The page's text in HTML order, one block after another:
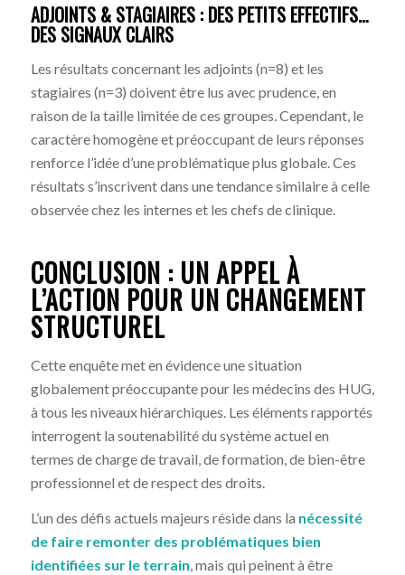
ADJOINTS & STAGIAIRES : DES PETITS EFFECTIFS…
DES SIGNAUX CLAIRS
Les résultats concernant les adjoints (n=8) et les
stagiaires (n=3) doivent être lus avec prudence, en
raison de la taille limitée de ces groupes. Cependant, le
caractère homogène et préoccupant de leurs réponses
renforce l’idée d’une problématique plus globale. Ces
résultats s’inscrivent dans une tendance similaire à celle
observée chez les internes et les chefs de clinique.
CONCLUSION : UN APPEL À
L’ACTION POUR UN CHANGEMENT
STRUCTUREL
Cette enquête met en évidence une situation
globalement préoccupante pour les médecins des HUG,
à tous les niveaux hiérarchiques. Les éléments rapportés
interrogent la soutenabilité du système actuel en
termes de charge de travail, de formation, de bien-être
professionnel et de respect des droits.
L’un des défis actuels majeurs réside dans la nécessité
de faire remonter des problématiques bien
identifiées sur le terrain, mais qui peinent à être